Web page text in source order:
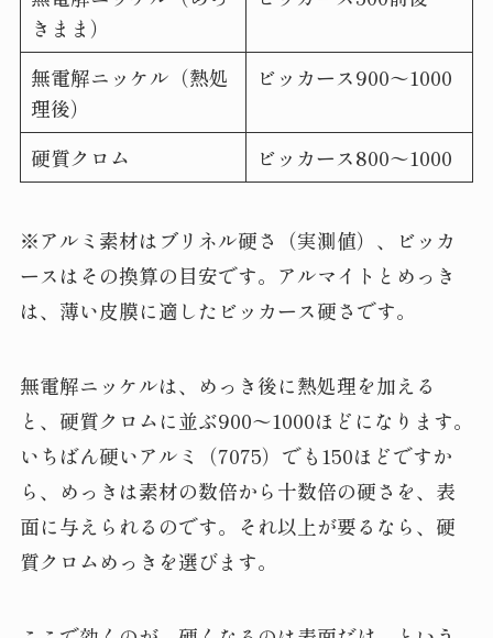
きまま）
無電解ニッケル（熱処
理後）
ビッカース900〜1000
硬質クロム ビッカース800〜1000
※アルミ素材はブリネル硬さ（実測値）、ビッカ
ースはその換算の目安です。アルマイトとめっき
は、薄い皮膜に適したビッカース硬さです。
無電解ニッケルは、めっき後に熱処理を加える
と、硬質クロムに並ぶ900〜1000ほどになります。
いちばん硬いアルミ（7075）でも150ほどですか
ら、めっきは素材の数倍から十数倍の硬さを、表
面に与えられるのです。それ以上が要るなら、硬
質クロムめっきを選びます。